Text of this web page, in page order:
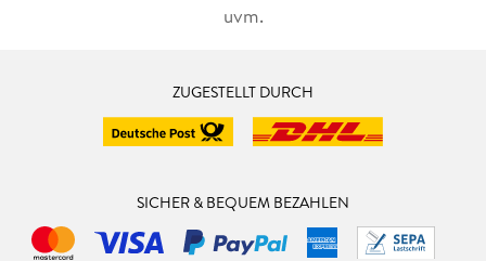
uvm.
ZUGESTELLT DURCH
SICHER & BEQUEM BEZAHLEN